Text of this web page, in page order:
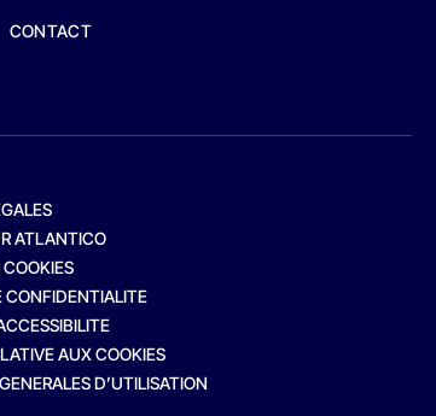
CONTACT
ATLANTICO
CONFIDENTIALITE
AUX COOKIES
D’UTILISATION